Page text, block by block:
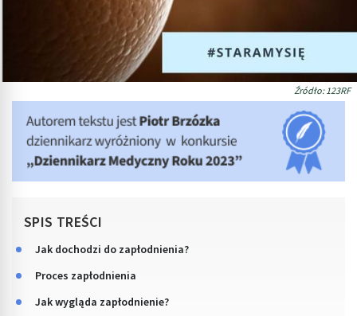
Źródło: 123RF
SPIS TREŚCI
Jak dochodzi do zapłodnienia?
Proces zapłodnienia
Jak wygląda zapłodnienie?